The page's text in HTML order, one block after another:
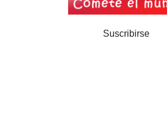
Suscribirse